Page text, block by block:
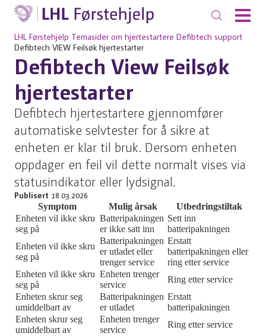
LHL Førstehjelp Temasider om hjertestartere Defibtech support
Defibtech VIEW Feilsøk hjertestarter
Defibtech View Feilsøk
hjertestarter
Defibtech hjertestartere gjennomfører
automatiske selvtester for å sikre at
enheten er klar til bruk. Dersom enheten
oppdager en feil vil dette normalt vises via
statusindikator eller lydsignal.
Publisert 18.03.2026
Symptom Mulig årsak
Utbedringstiltak
Enheten vil ikke skru
seg på
Batteripakningen
er ikke satt inn
Sett inn
batteripakningen
Enheten vil ikke skru
seg på
Batteripakningen
er utladet eller
trenger service
Erstatt
batteripakningen eller
ring etter service
Enheten vil ikke skru
seg på
Enheten trenger
service
Ring etter service
Enheten skrur seg
umiddelbart av
Batteripakningen
er utladet
Erstatt
batteripakningen
Enheten skrur seg
umiddelbart av
Enheten trenger
service
Ring etter service